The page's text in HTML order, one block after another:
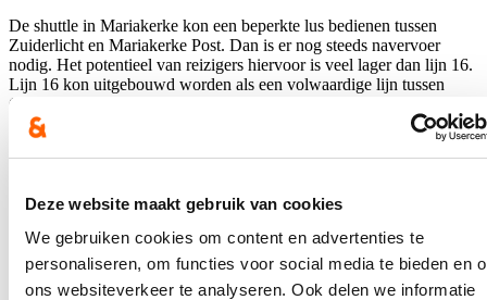
Deze website maakt gebruik van cookies
We gebruiken cookies om content en advertenties te
personaliseren, om functies voor social media te bieden en
ons websiteverkeer te analyseren. Ook delen we informatie
De shuttle in Mariakerke kon een beperkte lus bedienen tussen
Zuiderlicht en Mariakerke Post. Dan is er nog steeds navervoer
nodig. Het potentieel van reizigers hiervoor is veel lager dan lijn 16.
Lijn 16 kon uitgebouwd worden als een volwaardige lijn tussen
Gent Zuid en Sint-Baafskouter.
Maar waarom was die afweging nodig?
We waren genoodzaakt om verschillende alternatieven te
kosten. De Lijn heeft begin 2023 nieuwe offertes opgevraagd. Deze
bleken veel duurder dan vooraf ingeschat waardoor we keuzes
moesten maken. De kost voor één shuttle bedraagt minimaal 26.000
euro voor een bediening die beperkt is tussen 8uur en 16 uur, zonder
bediening op zondag.